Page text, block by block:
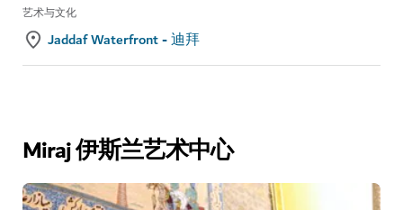
艺术与文化
Jaddaf Waterfront - 迪拜
Miraj 伊斯兰艺术中心